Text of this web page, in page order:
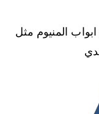
المنيوم مثل